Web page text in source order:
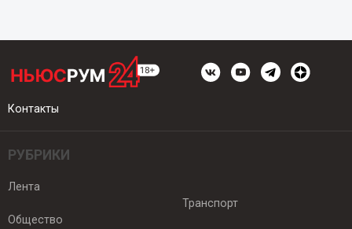
Контакты
РУБРИКИ
Лента
Общество
Транспорт